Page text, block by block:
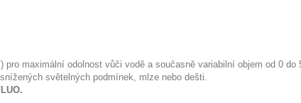
pro maximální odolnost vůči vodě a současně variabilní objem od 0 do
světelných podmínek, mlze nebo dešti.